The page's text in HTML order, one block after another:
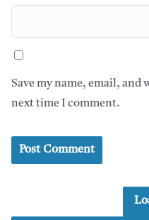
Save my name, email,
next time I comment.